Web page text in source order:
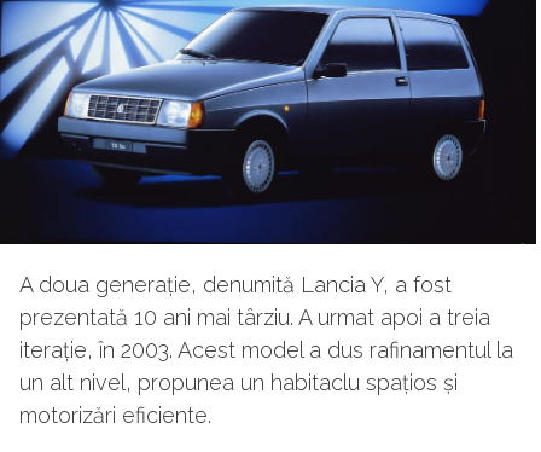
A doua generație, denumită Lancia Y, a fost
prezentată 10 ani mai târziu. A urmat apoi a treia
iterație, în 2003. Acest model a dus rafinamentul la
un alt nivel, propunea un habitaclu spațios și
motorizări eficiente.